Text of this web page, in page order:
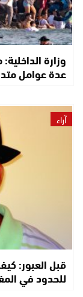
وزارة
عدة عوامل
آراء
قبل العبور:
للحدود في